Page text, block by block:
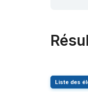
Liste des